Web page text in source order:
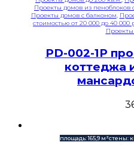
Проекты домов из пеноблоков
Проекты домов с балконом,
стоимостью от 20 000 до 40 000
PD-002-1P
коттеджа
площадь: 165,9 м²стены: